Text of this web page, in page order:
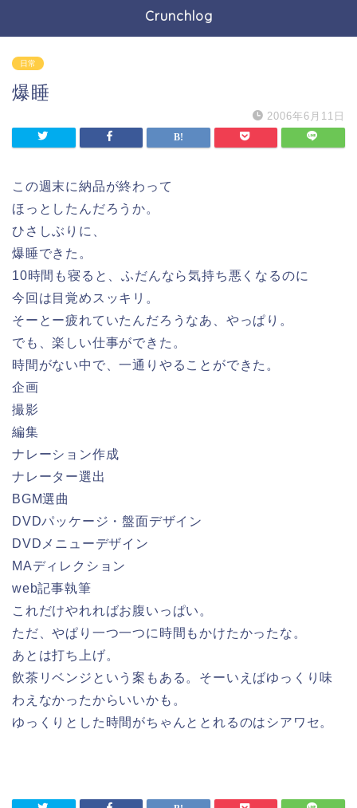
Crunchlog
日常
爆睡
2006年6月11日
この週末に納品が終わって
ほっとしたんだろうか。
ひさしぶりに、
爆睡できた。
10時間も寝ると、ふだんなら気持ち悪くなるのに
今回は目覚めスッキリ。
そーとー疲れていたんだろうなあ、やっぱり。
でも、楽しい仕事ができた。
時間がない中で、一通りやることができた。
企画
撮影
編集
ナレーション作成
ナレーター選出
BGM選曲
DVDパッケージ・盤面デザイン
DVDメニューデザイン
MAディレクション
web記事執筆
これだけやれればお腹いっぱい。
ただ、やぱり一つ一つに時間もかけたかったな。
あとは打ち上げ。
飲茶リベンジという案もある。そーいえばゆっくり味
わえなかったからいいかも。
ゆっくりとした時間がちゃんととれるのはシアワセ。